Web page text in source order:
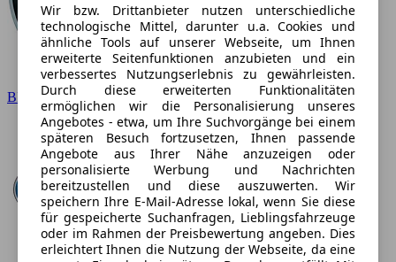
BMW
Wir bzw. Drittanbieter nutzen unterschiedliche
technologische Mittel, darunter u.a. Cookies und
ähnliche Tools auf unserer Webseite, um Ihnen
erweiterte Seitenfunktionen anzubieten und ein
verbessertes Nutzungserlebnis zu gewährleisten.
Durch diese erweiterten Funktionalitäten
ermöglichen wir die Personalisierung unseres
Angebotes - etwa, um Ihre Suchvorgänge bei einem
späteren Besuch fortzusetzen, Ihnen passende
Angebote aus Ihrer Nähe anzuzeigen oder
personalisierte Werbung und Nachrichten
bereitzustellen und diese auszuwerten. Wir
speichern Ihre E-Mail-Adresse lokal, wenn Sie diese
für gespeicherte Suchanfragen, Lieblingsfahrzeuge
oder im Rahmen der Preisbewertung angeben. Dies
erleichtert Ihnen die Nutzung der Webseite, da eine